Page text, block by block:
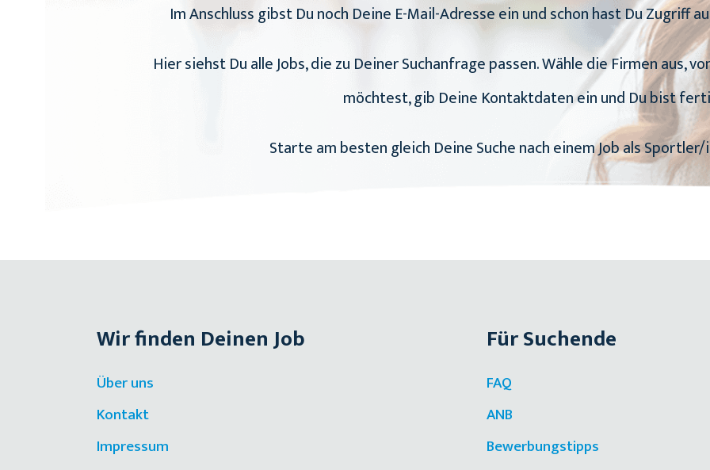
Im Anschluss gibst Du noch Deine E-Mail-Adresse ein und schon hast Du Zugriff
Hier siehst Du alle Jobs, die zu Deiner Suchanfrage passen. Wähle die Firmen aus,
möchtest, gib Deine Kontaktdaten ein und Du bist
Starte am besten gleich Deine Suche nach einem Job als
Wir finden Deinen Job
Über uns
Kontakt
Impressum
Für Suchende
FAQ
ANB
Bewerbungstipps